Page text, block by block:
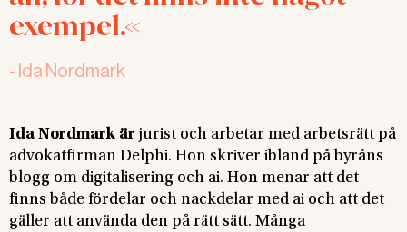
exempel.
- Ida Nordmark
Ida Nordmark är jurist och arbetar med arbetsrätt på
advokatfirman Delphi. Hon skriver ibland på byråns
blogg om digitalisering och ai. Hon menar att det
finns både fördelar och nackdelar med ai och att det
gäller att använda den på rätt sätt. Många